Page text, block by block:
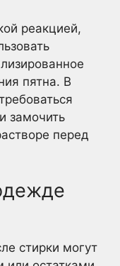
реакцией,
пятна. В
замочить
перед
стирки могут